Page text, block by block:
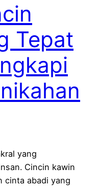
Tepat
yang
Cincin kawin
cinta abadi yang